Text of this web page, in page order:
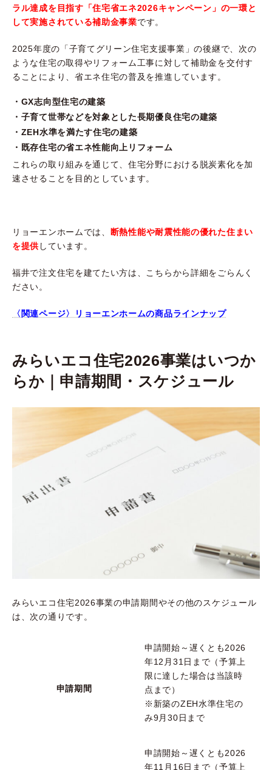
ラル達成を目指す「住宅省エネ2026キャンペーン」の一環と
して実施されている補助金事業です。
2025年度の「子育てグリーン住宅支援事業」の後継で、次の
ような住宅の取得やリフォーム工事に対して補助金を交付す
ることにより、省エネ住宅の普及を推進しています。
・GX志向型住宅の建築
・子育て世帯などを対象とした長期優良住宅の建築
・ZEH水準を満たす住宅の建築
・既存住宅の省エネ性能向上リフォーム
これらの取り組みを通じて、住宅分野における脱炭素化を加
速させることを目的としています。
リョーエンホームでは、
断熱性能や耐震性能の優れた住まい
を提供しています。
福井で注文住宅を建てたい方は、こちらから詳細をごらんく
ださい。
〈関連ページ〉リョーエンホームの商品ラインナップ
みらいエコ住宅2026事業はいつか
らか｜申請期間・スケジュール
みらいエコ住宅2026事業の申請期間やその他のスケジュール
は、次の通りです。
申請期間
申請開始～遅くとも2026
年12月31日まで（予算上
限に達した場合は当該時
点まで）
※新築のZEH水準住宅の
み9月30日まで
申請開始～遅くとも2026
年11月16日まで（予算上